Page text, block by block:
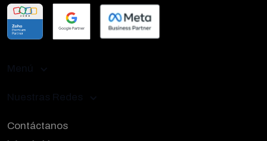
Menú
Nuestras Redes
Contáctanos